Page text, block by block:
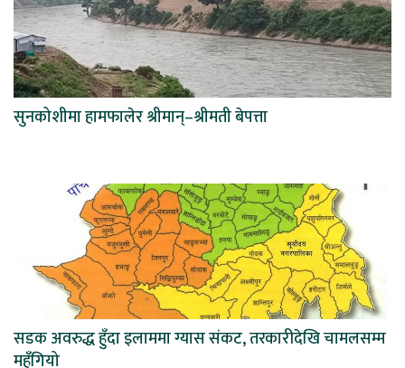
सुनकोशीमा हामफालेर श्रीमान्–श्रीमती बेपत्ता
सडक अवरुद्ध हुँदा इलाममा ग्यास संकट, तरकारीदेखि चामलसम्म
महँगियो